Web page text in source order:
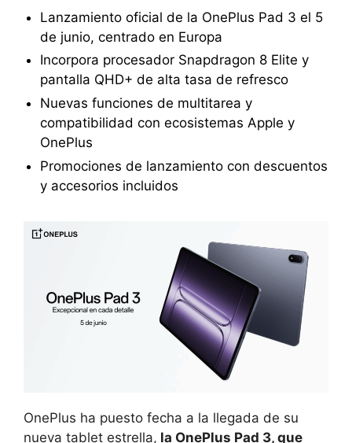
Lanzamiento oficial de la OnePlus Pad 3 el 5
de junio, centrado en Europa
Incorpora procesador Snapdragon 8 Elite y
pantalla QHD+ de alta tasa de refresco
Nuevas funciones de multitarea y
compatibilidad con ecosistemas Apple y
OnePlus
Promociones de lanzamiento con descuentos
y accesorios incluidos
OnePlus ha puesto fecha a la llegada de su
nueva tablet estrella, la OnePlus Pad 3, que